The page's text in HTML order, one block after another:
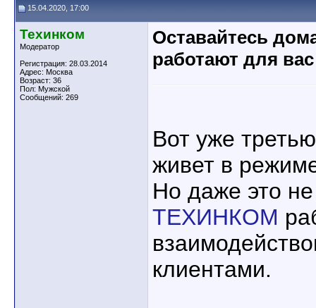
15.04.2020, 17:00
Техинком
Модератор
Регистрация: 28.03.2014
Адрес: Москва
Возраст: 36
Пол: Мужской
Сообщений: 269
Оставайтесь
работают для вас
Вот уже
живет в
Но даже это
ТЕХИНКОМ
клиентами.